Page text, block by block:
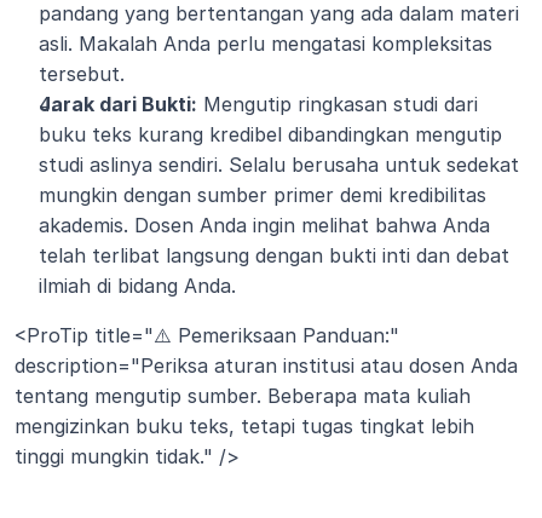
pandang yang bertentangan yang ada dalam materi
asli. Makalah Anda perlu mengatasi kompleksitas
tersebut.
Jarak dari Bukti: Mengutip ringkasan studi dari
buku teks kurang kredibel dibandingkan mengutip
studi aslinya sendiri. Selalu berusaha untuk sedekat
mungkin dengan sumber primer demi kredibilitas
akademis. Dosen Anda ingin melihat bahwa Anda
telah terlibat langsung dengan bukti inti dan debat
ilmiah di bidang Anda.
<ProTip title="⚠️ Pemeriksaan Panduan:"
description="Periksa aturan institusi atau dosen Anda
tentang mengutip sumber. Beberapa mata kuliah
mengizinkan buku teks, tetapi tugas tingkat lebih
tinggi mungkin tidak." />